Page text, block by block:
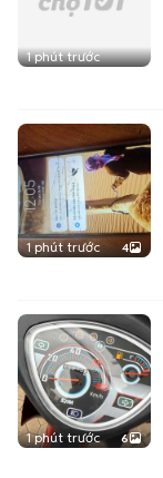
1 phút trước
1 phút trước 4
1 phút trước 6